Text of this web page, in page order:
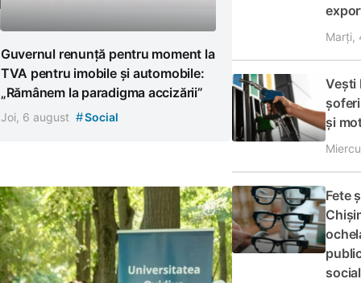
Guvernul renunță pentru moment la
TVA pentru imobile și automobile:
„Rămânem la paradigma accizării”
Joi, 6 august #Social
Marți,
Vești
și
Fete